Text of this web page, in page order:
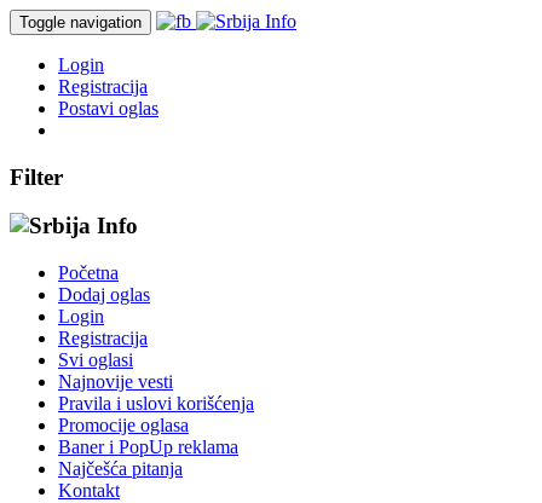
Toggle navigation
Login
Registracija
Postavi oglas
Filter
Početna
Dodaj oglas
Login
Registracija
Svi oglasi
Najnovije vesti
Pravila i uslovi korišćenja
Promocije oglasa
Baner i PopUp reklama
Najčešća pitanja
Kontakt